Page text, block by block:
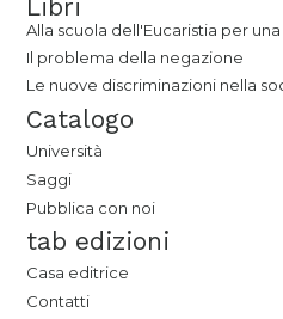
Libri
Alla scuola dell'Eucaristia per
Il problema della negazione
Le nuove discriminazioni nella
Catalogo
Università
Saggi
Pubblica con noi
tab edizioni
Casa editrice
Contatti